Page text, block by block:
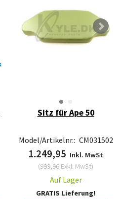
Sitz für Ape 50
Model/Artikelnr.: CM031502
1.249,95 Inkl. MwSt
(999,96 Exkl. MwSt)
Auf Lager
GRATIS Lieferung!